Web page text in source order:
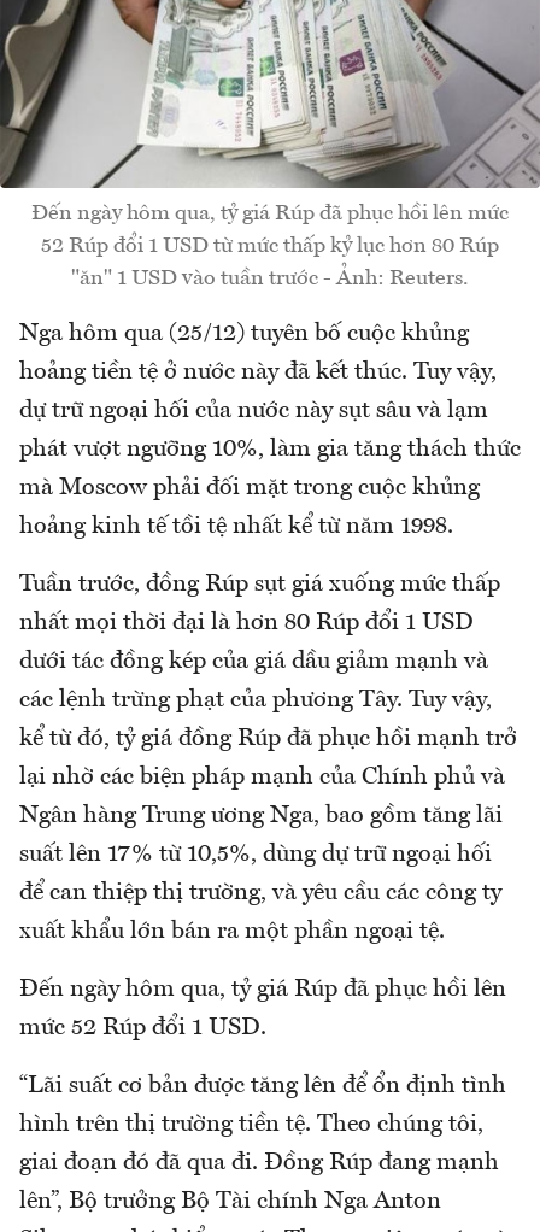
Đến ngày hôm qua, tỷ giá Rúp đã phục hồi lên mức
52 Rúp đổi 1 USD từ mức thấp kỷ lục hơn 80 Rúp
"ăn" 1 USD vào tuần trước - Ảnh: Reuters.
Nga hôm qua (25/12) tuyên bố cuộc khủng
hoảng tiền tệ ở nước này đã kết thúc. Tuy vậy,
dự trữ ngoại hối của nước này sụt sâu và lạm
phát vượt ngưỡng 10%, làm gia tăng thách thức
mà Moscow phải đối mặt trong cuộc khủng
hoảng kinh tế tồi tệ nhất kể từ năm 1998.
Tuần trước, đồng Rúp sụt giá xuống mức thấp
nhất mọi thời đại là hơn 80 Rúp đổi 1 USD
dưới tác đồng kép của giá dầu giảm mạnh và
các lệnh trừng phạt của phương Tây. Tuy vậy,
kể từ đó, tỷ giá đồng Rúp đã phục hồi mạnh trở
lại nhờ các biện pháp mạnh của Chính phủ và
Ngân hàng Trung ương Nga, bao gồm tăng lãi
suất lên 17% từ 10,5%, dùng dự trữ ngoại hối
để can thiệp thị trường, và yêu cầu các công ty
xuất khẩu lớn bán ra một phần ngoại tệ.
Đến ngày hôm qua, tỷ giá Rúp đã phục hồi lên
mức 52 Rúp đổi 1 USD.
“Lãi suất cơ bản được tăng lên để ổn định tình
hình trên thị trường tiền tệ. Theo chúng tôi,
giai đoạn đó đã qua đi. Đồng Rúp đang mạnh
lên”, Bộ trưởng Bộ Tài chính Nga Anton